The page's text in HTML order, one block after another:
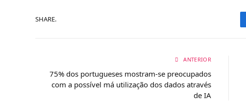
SHARE.
ANTERIOR
75% dos portugueses mostram-se preocupados
com a possível má utilização dos dados através
de IA